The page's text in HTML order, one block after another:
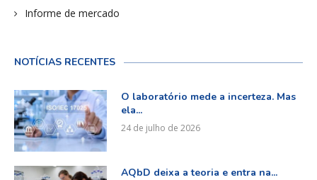
Informe de mercado
NOTÍCIAS RECENTES
O laboratório mede a incerteza. Mas
ela...
24 de julho de 2026
AQbD deixa a teoria e entra na...